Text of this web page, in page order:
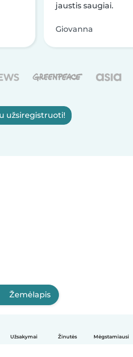
Užsakymai Žinutės Mėgstamiausi
jaustis saugiai.
Giovanna
užsiregistruoti!
Žemėlapis